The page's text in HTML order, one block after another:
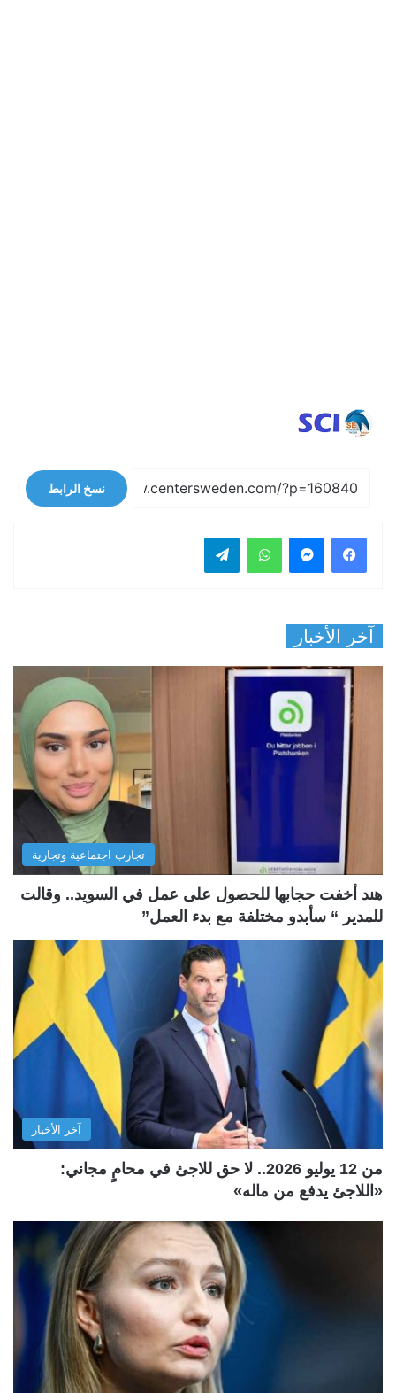
نسخ الرابط
فيسبوك واتساب
آخر الأخبار
تجارب اجتماعية وتجارية
هند أخفت حجابها للحصول على عمل في السويد.. وقالت
للمدير “ سأبدو مختلفة مع بدء العمل”
آخر الأخبار
من 12 يوليو 2026.. لا حق للاجئ في محامٍ مجاني:
«اللاجئ يدفع من ماله»